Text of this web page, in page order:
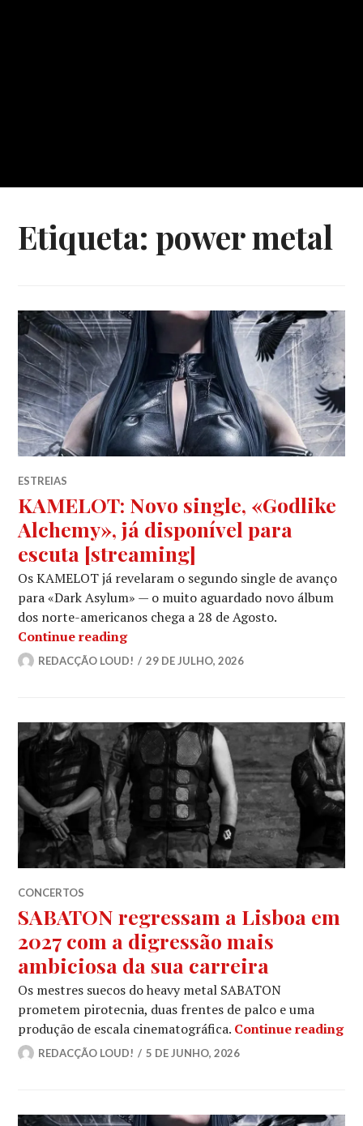
Etiqueta:power metal
ESTREIAS
KAMELOT: Novo single, «Godlike
Alchemy», já disponível para
escuta [streaming]
Os KAMELOT já revelaram o segundo single de avanço
para «Dark Asylum» — o muito aguardado novo álbum
dos norte-americanos chega a 28 de Agosto.
Continue readingKAMELOT: Novo single, «Godlike
REDACÇÃO LOUD! 29 DE JULHO, 2026
CONCERTOS
SABATON regressam a Lisboa em
2027 com a digressão mais
ambiciosa da sua carreira
Os mestres suecos do heavy metal SABATON
prometem pirotecnia, duas frentes de palco e uma
produção de escala cinematográfica. Continue reading
REDACÇÃO LOUD! 5 DE JUNHO, 2026